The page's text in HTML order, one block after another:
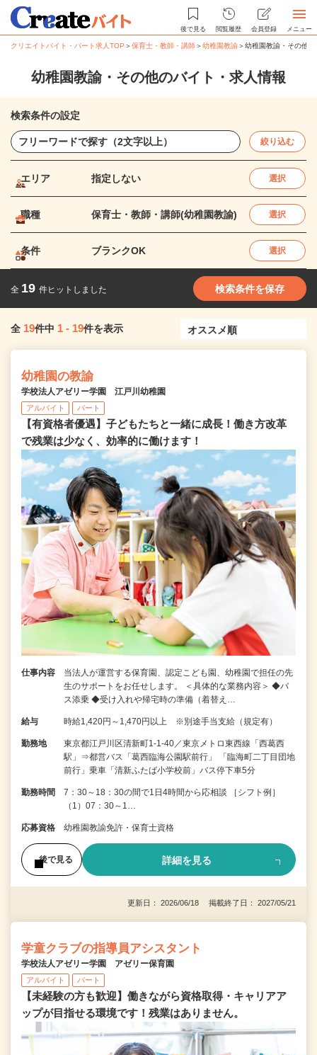
後で見る 閲覧履歴 会員登録 メニュー
クリエイトバイト・パート求人TOP ＞保育士・教師・講師 ＞幼稚園教諭＞幼稚園教諭・その他
幼稚園教諭・その他のバイト・求人情報
検索条件の設定
絞り込む
エリア 指定しない 選択
職種 保育士・教師・講師(幼稚園教諭) 選択
条件 ブランクOK 選択
全 19 件ヒットしました 検索条件を保存
全 19件中 1 - 19件を表示
幼稚園の教諭
学校法人アゼリー学園 江戸川幼稚園
アルバイト パート
【有資格者優遇】子どもたちと一緒に成長！働き方改革
で残業は少なく、効率的に働けます！
仕事内容
当法人が運営する保育園、認定こども園、幼稚園で担任の先
生のサポートをお任せします。 ＜具体的な業務内容＞ ◆バ
ス添乗 ◆受け入れや帰宅時の準備（着替え…
給与 時給1,420円～1,470円以上 ※別途手当支給（規定有）
勤務地
東京都江戸川区清新町1-1-40／東京メトロ東西線「西葛西
駅」⇒都営バス「葛西臨海公園駅前行」 「臨海町二丁目団地
前行」乗車「清新ふたば小学校前」バス停下車5分
勤務時間
7：30～18：30の間で1日4時間から応相談 ［シフト例］
（1）07：30～1…
応募資格 幼稚園教諭免許・保育士資格
後で見る 詳細を見る
更新日： 2026/06/18 掲載終了日： 2027/05/21
学童クラブの指導員アシスタント
学校法人アゼリー学園 アゼリー保育園
アルバイト パート
【未経験の方も歓迎】働きながら資格取得・キャリアア
ップが目指せる環境です！残業はありません。